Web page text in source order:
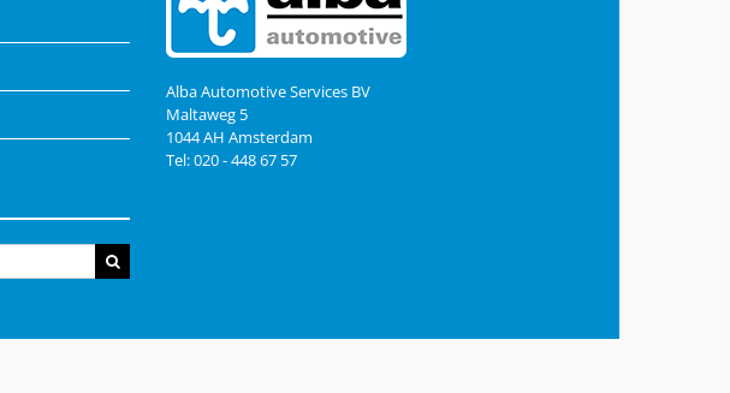
Alba Automotive Services BV
Maltaweg 5
1044 AH Amsterdam
Tel: 020 - 448 67 57